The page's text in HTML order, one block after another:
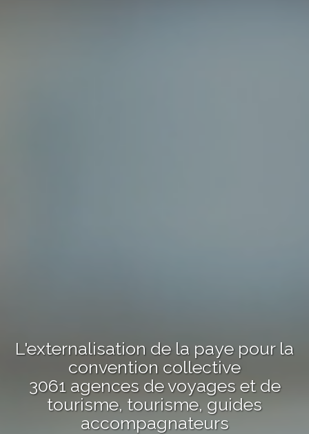
L'externalisation de la paye pour la
convention collective
3061 agences de voyages et de
tourisme, tourisme, guides
accompagnateurs